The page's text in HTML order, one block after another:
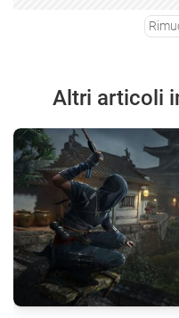
Altri articoli